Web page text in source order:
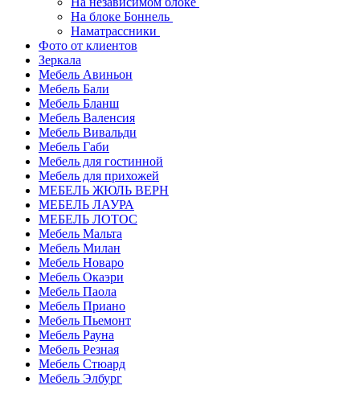
На блоке Боннель
Наматрассники
Фото от клиентов
Зеркала
Мебель Авиньон
Мебель Бали
Мебель Бланш
Мебель Валенсия
Мебель Вивальди
Мебель Габи
Мебель для гостинной
Мебель для прихожей
МЕБЕЛЬ ЖЮЛЬ ВЕРН
МЕБЕЛЬ ЛАУРА
МЕБЕЛЬ ЛОТОС
Мебель Мальта
Мебель Милан
Мебель Новаро
Мебель Окаэри
Мебель Паола
Мебель Приано
Мебель Пьемонт
Мебель Рауна
Мебель Резная
Мебель Стюард
Мебель Элбург